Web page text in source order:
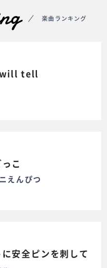
楽曲ランキング
tell
こ
えんぴつ
に安全ピンを刺して